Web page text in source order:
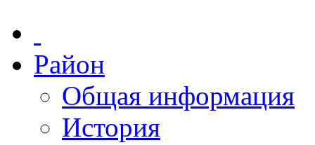
Район
Общая информация
История